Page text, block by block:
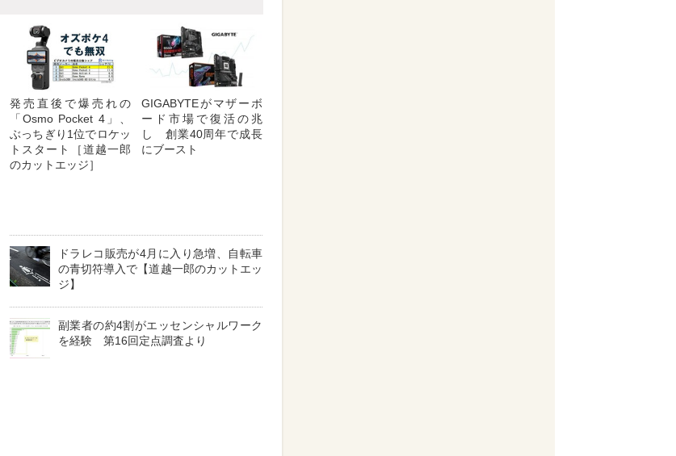
発売直後で爆売れの
「Osmo Pocket 4」、
ぶっちぎり1位でロケッ
トスタート［道越一郎
のカットエッジ］
GIGABYTEがマザーボ
ード市場で復活の兆
し 創業40周年で成長
にブースト
ドラレコ販売が4月に入り急増、自転車
の青切符導入で【道越一郎のカットエッ
ジ】
副業者の約4割がエッセンシャルワーク
を経験 第16回定点調査より